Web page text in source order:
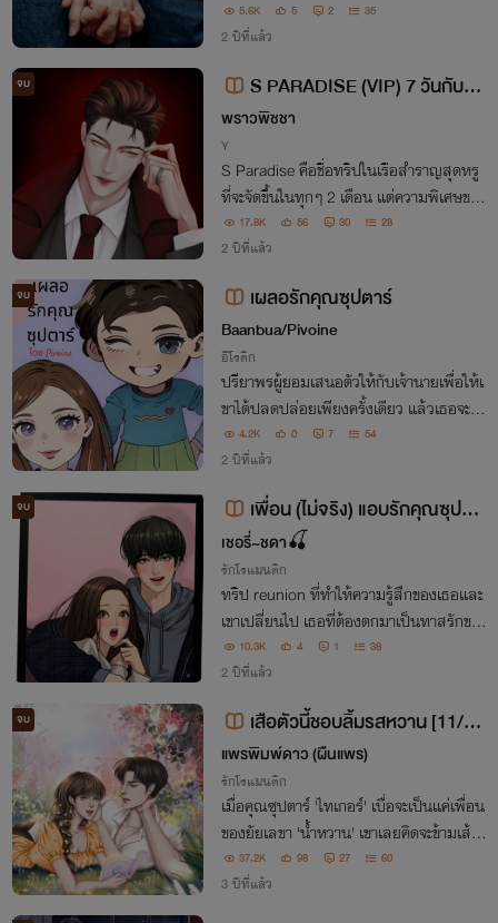
5.6K 5 2 35
2 ปีที่แล้ว
จบ
S PARADISE (VIP) 7 วันกับคุ
ณซุปตาร์
พราวพิชชา
Y
S Paradise คือชื่อทริปในเรือสำราญสุดหรู
ที่จะจัดขึ้นในทุกๆ 2 เดือน แต่ความพิเศษของ
ทริปนี้คือมันไม่ใช่แค่ทริปเที่ยวธรรมดา แต่เ
ป็นทริปที่ได้ขึ้นชื่อว่า จัดขึ้นเพื่อการมีเซ็กซ์โด
17.8K 56 30 28
2 ปีที่แล้ว
จบ เผลอรักคุณซุปตาร์
Baanbua/Pivoine
อีโรติก
ปรียาพรผู้ยอมเสนอตัวให้กับเจ้านายเพื่อให้เ
ขาได้ปลดปล่อยเพียงครั้งเดียว แล้วเธอจะให้
มันจบไปเพียงเท่านั้น แต่เจ้านายกลับไม่ยอม
จะจบเรื่องกับเธอ แล้วสาวน้อยจะทำอย่างไร
4.2K 0 7 54
2 ปีที่แล้ว
จบ
เพื่อน (ไม่จริง) แอบรักคุณซุปตา
ร์
เชอรี่~ชดา🍒
รักโรแมนติก
ทริป reunion ที่ทำให้ความรู้สึกของเธอและ
เขาเปลี่ยนไป เธอที่ต้องตกมาเป็นทาสรักขอ
งเขาจะต้องแก้เกมส์นี้อย่างไร
10.3K 4 1 38
2 ปีที่แล้ว
จบ
เสือตัวนี้ชอบลิ้มรสหวาน [11/0
4/66 ติดเหรียญ]
แพรพิมพ์ดาว (ผืนแพร)
รักโรแมนติก
เมื่อคุณซุปตาร์ 'ไทเกอร์' เบื่อจะเป็นแค่เพื่อน
ของยัยเลขา 'น้ำหวาน' เขาเลยคิดจะข้ามเส้น
ความเป็น 'เพื่อน' ด้วยคำสัญญาที่เธอคิดว่าเ
ขาลืมมันไปแล้ว... 'ฉันไม่ตลกด้วยหรอกนะ
37.2K 98 27 60
3 ปีที่แล้ว